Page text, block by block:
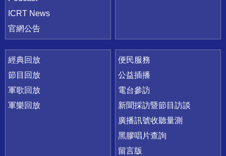
ICRT News
官網公告
經典回放
節目回放
軍歌回放
軍樂回放
便民服務
公益插播
電台參訪
新聞採訪暨節目訪談
廣播訊號收聽量測
黑膠唱片查詢
留言版